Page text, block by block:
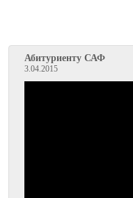
Абитуриенту САФ
3.04.2015